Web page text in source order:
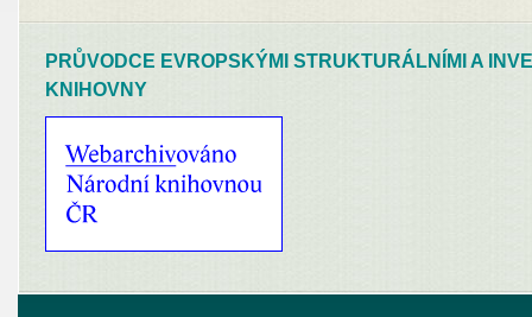
PRŮVODCE EVROPSKÝMI STRUKTURÁLNÍMI A
KNIHOVNY